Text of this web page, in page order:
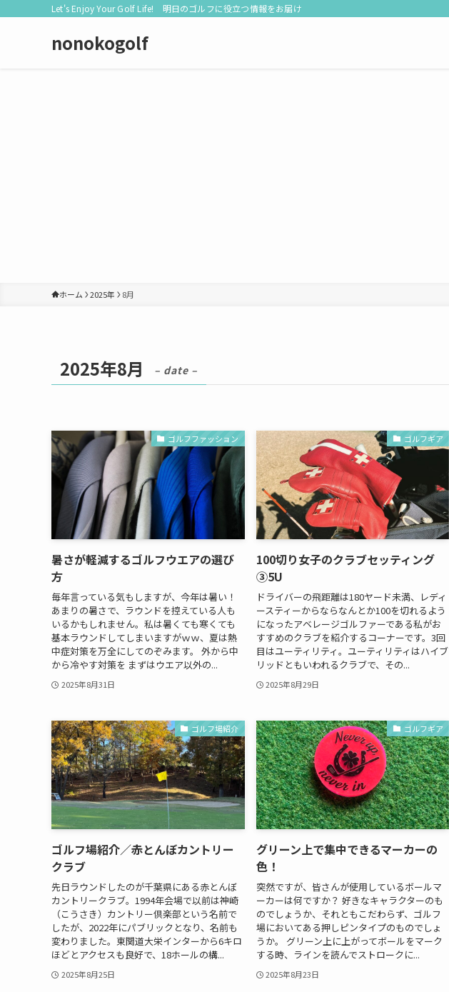
Let's Enjoy Your Golf Life! 明日のゴルフに役立つ情報をお届け
nonokogolf
ホーム 2025年 8月
2025年8月 – date –
ゴルフファッション
暑さが軽減するゴルフウエアの選び
方
毎年言っている気もしますが、今年は暑い！
あまりの暑さで、ラウンドを控えている人も
いるかもしれません。私は暑くても寒くても
基本ラウンドしてしまいますがｗｗ、夏は熱
中症対策を万全にしてのぞみます。 外から中
から冷やす対策を まずはウエア以外の...
2025年8月31日
ゴルフギア
100切り女子のクラブセッティング
③5U
ドライバーの飛距離は180ヤード未満、レディ
ースティーからならなんとか100を切れるよう
になったアベレージゴルファーである私がお
すすめのクラブを紹介するコーナーです。3回
目はユーティリティ。ユーティリティはハイブ
リッドともいわれるクラブで、その...
2025年8月29日
ゴルフ場紹介
ゴルフ場紹介／赤とんぼカントリー
クラブ
先日ラウンドしたのが千葉県にある赤とんぼ
カントリークラブ。1994年会場で以前は神崎
（こうさき）カントリー倶楽部という名前で
したが、2022年にパブリックとなり、名前も
変わりました。東関道大栄インターから6キロ
ほどとアクセスも良好で、18ホールの構...
2025年8月25日
ゴルフギア
グリーン上で集中できるマーカーの
色！
突然ですが、皆さんが使用しているボールマ
ーカーは何ですか？ 好きなキャラクターのも
のでしょうか、それともこだわらず、ゴルフ
場においてある押しピンタイプのものでしょ
うか。 グリーン上に上がってボールをマーク
する時、ラインを読んでストロークに...
2025年8月23日